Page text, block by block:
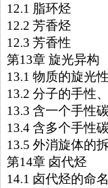
12.1 脂环烃
12.2 芳香烃
12.3 芳香性
第13章 旋光异构
13.1 物质的旋光性
13.2 分子的手性
13.3 含一个手性
13.4 含多个手性
13.5 外消旋体的
第14章 卤代烃
14.1 卤代烃的命